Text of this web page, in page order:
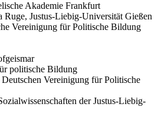
Akademie Frankfurt
Justus-Liebig-Universität Gießen
Vereinigung für Politische Bildung
politische Bildung
Vereinigung für Politische
der Justus-Liebig-